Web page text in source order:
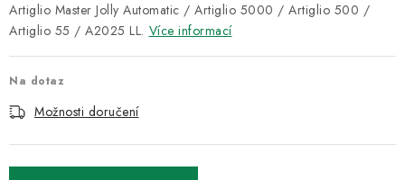
Úvod O nás Kariéra Reference
Blog
Doprava & platby Kontakty
Moje objednávka
Obchodní podmínky
Artiglio Master Jolly Automatic / Artiglio 5000 / Artiglio 500 /
Artiglio 55 / A2025 LL. Více informací
Na dotaz
Možnosti doručení